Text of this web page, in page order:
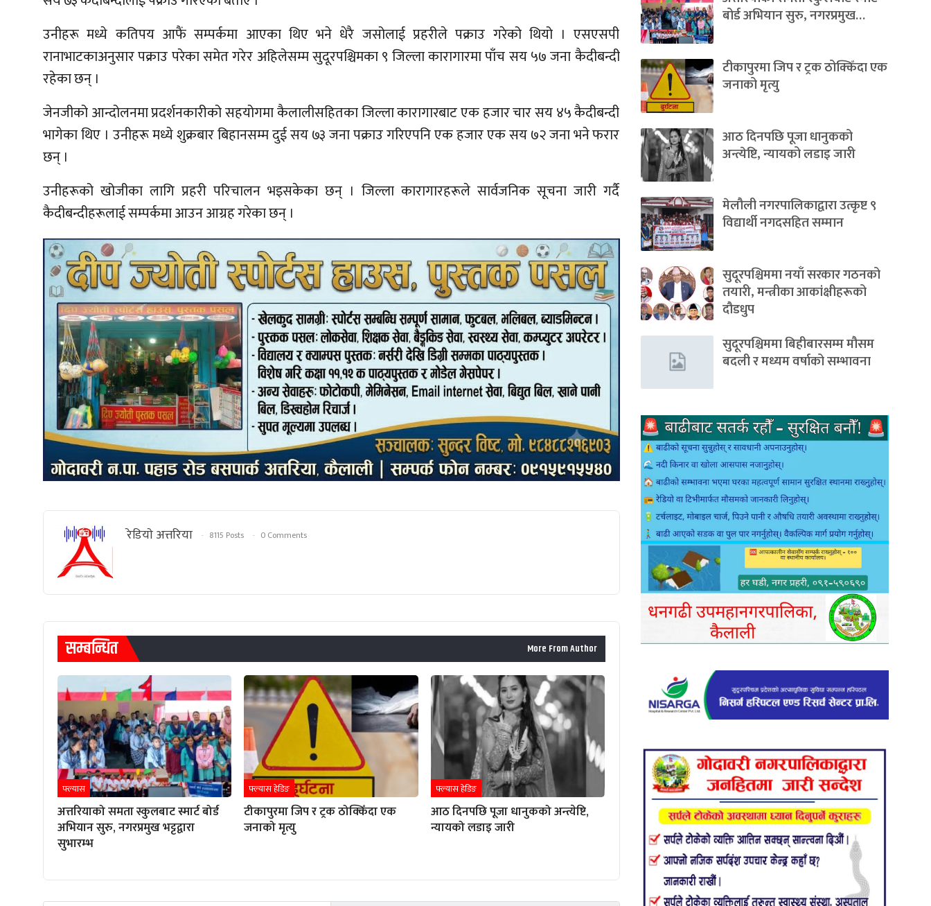
उनीहरू मध्ये कतिपय आफैं सम्पर्कमा आएका थिए भने धेरै जसोलाई प्रहरीले पक्राउ गरेको थियो । एसएसपी
रानाभाटकाअनुसार पक्राउ परेका समेत गरेर अहिलेसम्म सुदूरपश्चिमका ९ जिल्ला कारागारमा पाँच सय ५७ जना कैदीबन्दी
रहेका छन् ।
जेनजीको आन्दोलनमा प्रदर्शनकारीको सहयोगमा कैलालीसहितका जिल्ला कारागारबाट एक हजार चार सय ४५ कैदीबन्दी
भागेका थिए । उनीहरू मध्ये शुक्रबार बिहानसम्म दुई सय ७३ जना पक्राउ गरिएपनि एक हजार एक सय ७२ जना भने फरार
छन् ।
उनीहरूको खोजीका लागि प्रहरी परिचालन भइसकेका छन् । जिल्ला कारागारहरूले सार्वजनिक सूचना जारी गर्दै
कैदीबन्दीहरूलाई सम्पर्कमा आउन आग्रह गरेका छन् ।
रेडियाे अत्तरिया 8115 Posts 0 Comments
सम्बन्धित More From Author
फ्ल्यास
अत्तरियाको समता स्कुलबाट स्मार्ट बोर्ड
अभियान सुरु, नगरप्रमुख भट्टद्वारा
सुभारम्भ
फ्ल्यास हेडिङ
टीकापुरमा जिप र ट्रक ठोक्किँदा एक
जनाको मृत्यु
फ्ल्यास हेडिङ
आठ दिनपछि पूजा धानुकको अन्त्येष्टि,
न्यायको लडाइ जारी
बोर्ड अभियान सुरु, नगरप्रमुख…
टीकापुरमा जिप र ट्रक ठोक्किँदा एक
जनाको मृत्यु
आठ दिनपछि पूजा धानुकको
अन्त्येष्टि, न्यायको लडाइ जारी
मेलौली नगरपालिकाद्वारा उत्कृष्ट ९
विद्यार्थी नगदसहित सम्मान
सुदूरपश्चिममा नयाँ सरकार गठनको
तयारी, मन्त्रीका आकांक्षीहरूको
दौडधुप
सुदूरपश्चिममा बिहीबारसम्म मौसम
बदली र मध्यम वर्षाको सम्भावना